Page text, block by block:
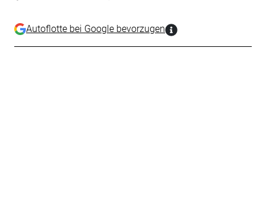
Autoflotte bei Google bevorzugen